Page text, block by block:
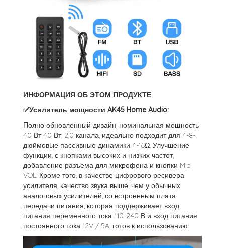
ИНФОРМАЦИЯ ОБ ЭТОМ ПРОДУКТЕ
✅Усилитель мощности AK45 Home Audio:
Полно обновленный дизайн, номинальная мощность
40 Вт 40 Вт, 2,0 канала, идеально подходит для 4-8-
дюймовые пассивные динамики 4-16Ω. Улучшение
функции, с кнопками высоких и низких частот,
добавление разъема для микрофона и кнопки Mic
VOL. Кроме того, в качестве цифрового ресивера
усилителя, качество звука выше, чем у обычных
аналоговых усилителей, со встроенным плата
передачи питания, которая поддерживает вход
питания переменного тока 110-240 В и вход питания
постоянного тока 12V / 5A, готов к использованию.